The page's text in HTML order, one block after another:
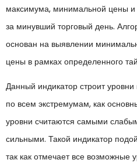
максимума, минимальной цены и
за минувший торговый день.
основан на выявлении
цены в рамках определенного
Данный индикатор строит
по всем экстремумам, как
уровни считаются самыми
сильными. Такой индикатор
так как отмечает все возможные